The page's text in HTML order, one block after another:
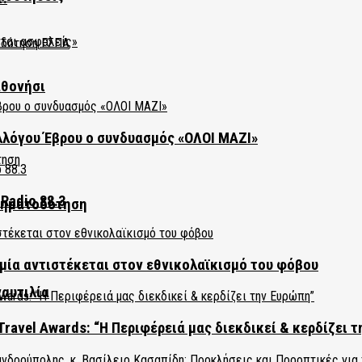
Έβρου ο συνδυασμός «ΟΛΟΙ ΜΑΖΙ»
88.3
αντιστέκεται στον εθνικολαϊκισμό του φόβου
Awards: “Η Περιφέρειά μας διεκδικεί & κερδίζει